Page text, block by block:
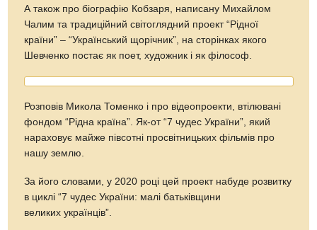
А також про біографію Кобзаря, написану Михайлом
Чалим та традиційний світоглядний проект “Рідної
країни” – “Український щорічник”, на сторінках якого
Шевченко постає як поет, художник і як філософ.
Розповів Микола Томенко і про відеопроекти, втілювані
фондом “Рідна країна”. Як-от “7 чудес України”, який
нараховує майже півсотні просвітницьких фільмів про
нашу землю.
За його словами, у 2020 році цей проект набуде розвитку
в циклі “7 чудес України: малі батьківщини
великих українців”.